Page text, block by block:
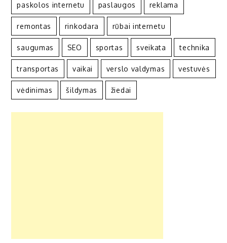
paskolos internetu paslaugos reklama
remontas rinkodara rūbai internetu
saugumas SEO sportas sveikata technika
transportas vaikai verslo valdymas vestuvės
vėdinimas šildymas žiedai